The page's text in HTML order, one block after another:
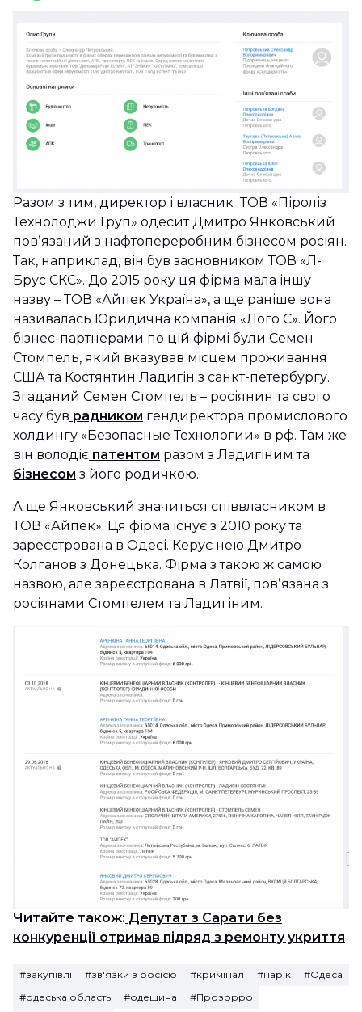
Разом з тим, директор і власник ТОВ «Піроліз
Технолоджи Груп» одесит Дмитро Янковський
повʼязаний з нафтопереробним бізнесом росіян.
Так, наприклад, він був засновником ТОВ «Л-
Брус СКС». До 2015 року ця фірма мала іншу
назву – ТОВ «Айпек Україна», а ще раніше вона
називалась Юридична компанія «Лого С». Його
бізнес-партнерами по цій фірмі були Семен
Стомпель, який вказував місцем проживання
США та Костянтин Ладигін з санкт-петербургу.
Згаданий Семен Стомпель – росіянин та свого
часу був радником гендиректора промислового
холдингу «Безопасные Технологии» в рф. Там же
він володіє патентом разом з Ладигіним та
бізнесом з його родичкою.
А ще Янковський значиться співвласником в
ТОВ «Айпек». Ця фірма існує з 2010 року та
зареєстрована в Одесі. Керує нею Дмитро
Колганов з Донецька. Фірма з такою ж самою
назвою, але зареєстрована в Латвії, повʼязана з
росіянами Стомпелем та Ладигіним.
Читайте також: Депутат з Сарати без
конкуренції отримав підряд з ремонту укриття
#закупівлі #зв'язки з росією #кримінал #нарік
#Одеса
#одеська область
#одещина
#Прозорро